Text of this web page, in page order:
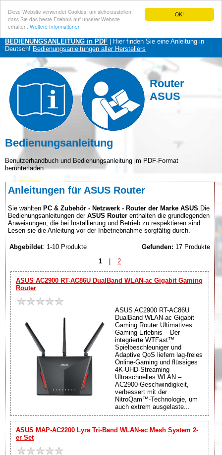
OK!
Diese Website verwendet Cookies, um sicherzustellen,
dass Sie das beste Erlebnis auf unserer Website
erhalten. Weitere Informationen
BEDIENUNGSANLEITUNG in PDF | Hier finden Sie eine Anleitung in
Deutsch! Bedienungsanleitungen aller Herstellers
Router
ASUS
Bedienungsanleitung
Benutzerhandbuch und Bedienungsanleitung im PDF-Format
herunterladen
Anleitungen für ASUS Router
Sie wählten PC & Zubehör - Netzwerk - Router der Marke ASUS .Die
Bedienungsanleitungen der ASUS Router enthalten die grundlegenden
Anweisungen, die bei Installierung und Betrieb zu respektieren sind.
Lesen sie die Anleitung vor der Inbetriebnahme sorgfältig durch.
Abgebildet: 1-10 Produkte Gefunden: 17 Produkte
1
| 2
ASUS AC2900 RT-AC86U DualBand WLAN-ac Gigabit Gaming
Router
ASUS AC2900 RT-AC86U
DualBand WLAN-ac Gigabit
Gaming Router Ultimatives
Gaming-Erlebnis – Der
integrierte WTFast™
Spielbeschleuniger und
Adaptive QoS liefern lag-freies
Online-Gaming und flüssiges
4K-UHD-Streaming
Ultraschnelles WLAN –
AC2900-Geschwindigkeit,
verbessert mit der
NitroQam™-Technologie, um
auch extrem ausgelaste...
ASUS MAP-AC2200 Lyra Tri-Band WLAN-ac Mesh System 2-
er Set